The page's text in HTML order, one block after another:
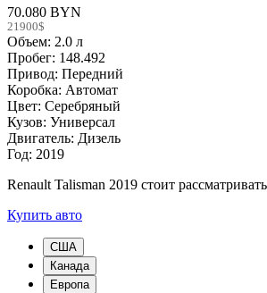
70.080 BYN
21900$
Объем: 2.0 л
Пробег: 148.492
Привод: Передний
Коробка: Автомат
Цвет: Серебряный
Кузов: Универсал
Двигатель: Дизель
Год: 2019
Renault Talisman 2019 стоит
Купить авто
США
Канада
Европа